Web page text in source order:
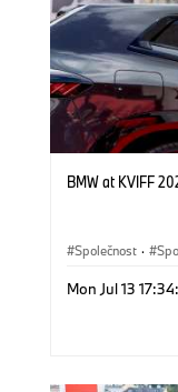
BMW at KVIFF
Společnost ·
Mon Jul 13